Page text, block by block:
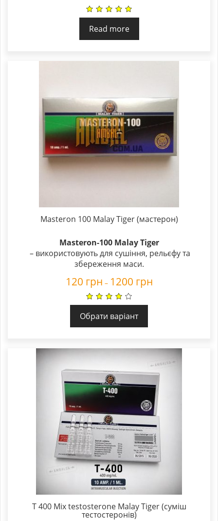
Read more
Masteron 100 Malay Tiger (мастерон)
Masteron-100 Malay Tiger
– використовують для сушіння, рельєфу та
збереження маси.
120 грн – 1200 грн
Обрати варіант
T 400 Mix testosterone Malay Tiger (суміш
тестостеронів)